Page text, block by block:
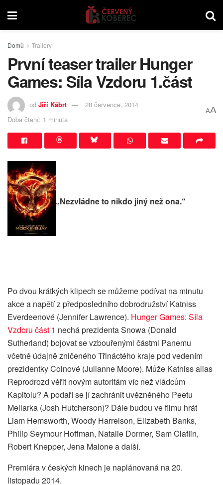
Domů Trailery
První teaser trailer Hunger
Games: Síla Vzdoru 1.část
od Jiří Kábrt
28 července, 2014
Doba čtení: 1 minuta
AA
„Nezvládne to nikdo jiný než ona.“
Po dvou krátkých klipech se můžeme podívat na minutu
akce a napětí z předposledního dobrodružství Katniss
Everdeenové (Jennifer Lawrence). Hunger Games: Síla
Vzdoru část 1 nechá prezidenta Snowa (Donald
Sutherland) bojovat se vzbouřenými částmi Panemu
včetně údajně zničeného Třináctého kraje pod vedením
prezidentky Coinové (Julianne Moore). Může Katniss alias
Reprodrozd věřit novým autoritám víc než vládcům
Kapitolu? A podaří se jí zachránit uvězněného Peetu
Mellarka (Josh Hutcherson)? Dále budou ve filmu hrát
Liam Hemsworth, Woody Harrelson, Elizabeth Banks,
Philip Seymour Hoffman, Natalie Dormer, Sam Claflin,
Robert Knepper, Jena Malone a další.
Premiéra v českých kinech je naplánovaná na 20.
listopadu 2014.